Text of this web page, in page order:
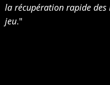
la récupération rapide des
jeu."